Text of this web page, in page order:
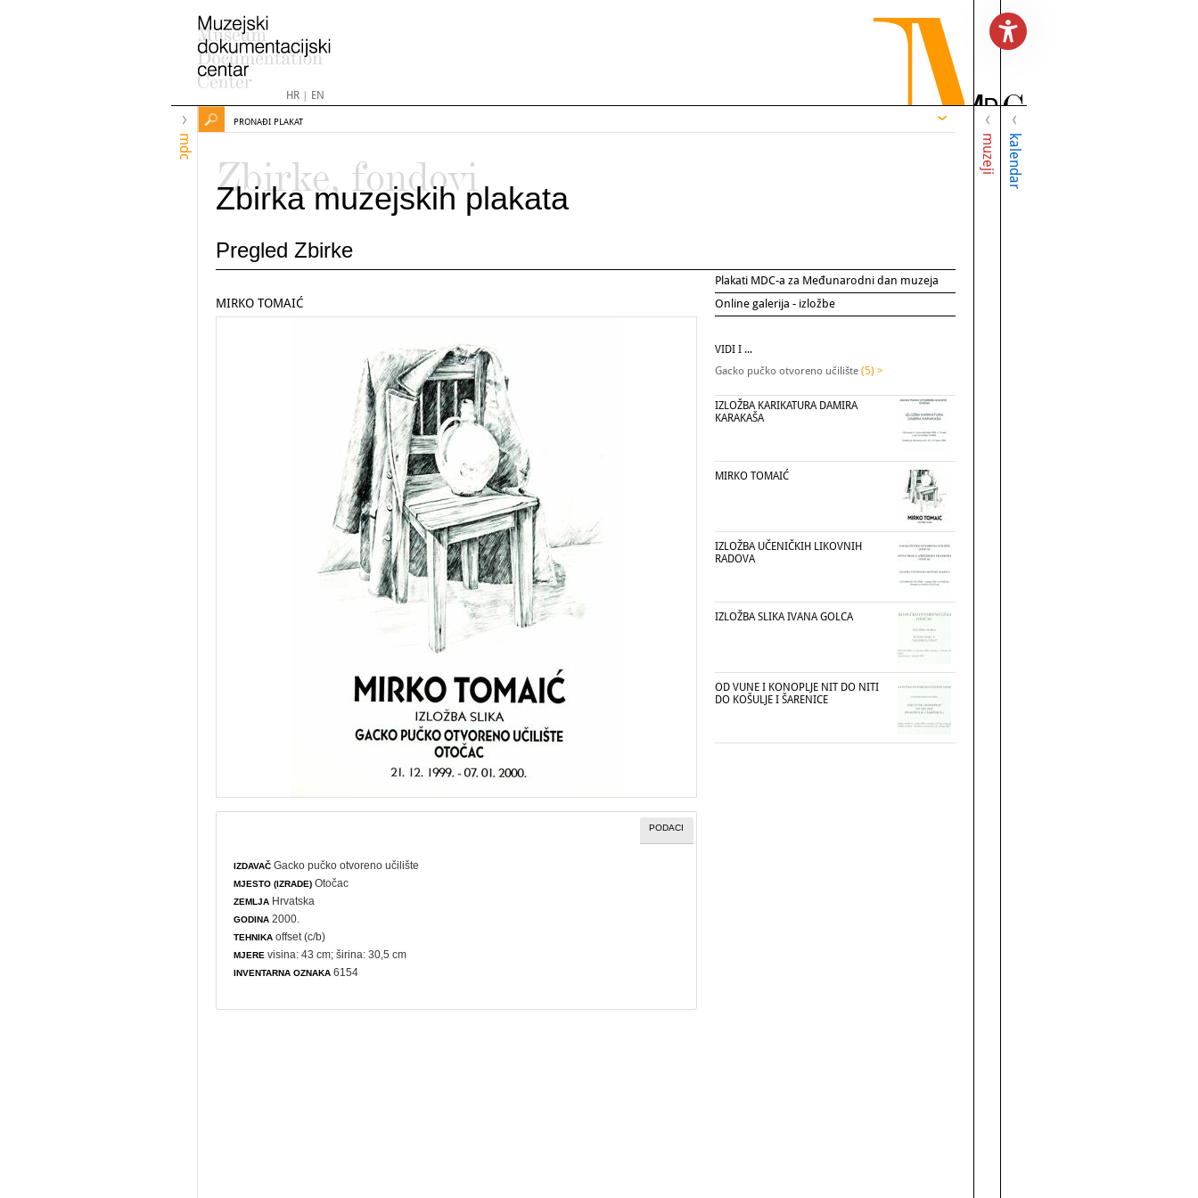
HR| EN
mdc muzeji kalendar
PRONAĐI PLAKAT
Zbirke, fondovi
Zbirka muzejskih plakata
Pregled Zbirke
Plakati MDC-a za Međunarodni dan muzeja
Online galerija - izložbe
MIRKO TOMAIĆ
PODACI
IZDAVAČ Gacko pučko otvoreno učilište
MJESTO (IZRADE) Otočac
ZEMLJA Hrvatska
GODINA 2000.
TEHNIKA offset (c/b)
MJERE visina: 43 cm; širina: 30,5 cm
INVENTARNA OZNAKA 6154
VIDI I ...
Gacko pučko otvoreno učilište (5) >
IZLOŽBA KARIKATURA DAMIRA
KARAKAŠA
MIRKO TOMAIĆ
IZLOŽBA UČENIČKIH LIKOVNIH
RADOVA
IZLOŽBA SLIKA IVANA GOLCA
OD VUNE I KONOPLJE NIT DO NITI
DO KOŠULJE I ŠARENICE